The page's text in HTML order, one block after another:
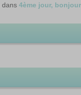
dans 4ème jour,